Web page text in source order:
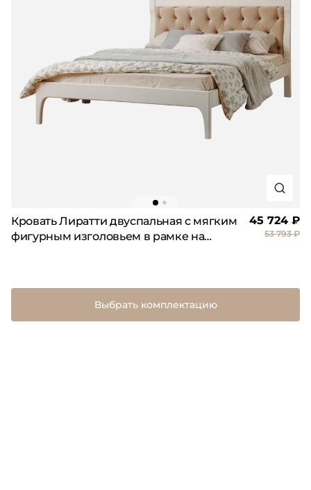
Кровать Лиратти двуспальная с мягким
фигурным изголовьем в рамке на
45 724 ₽
53 793 ₽
Выбрать комплектацию